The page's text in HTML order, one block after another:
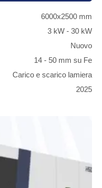
6000x2500 mm
3 kW - 30 kW
Nuovo
14 - 50 mm su Fe
Carico e scarico lamiera
2025